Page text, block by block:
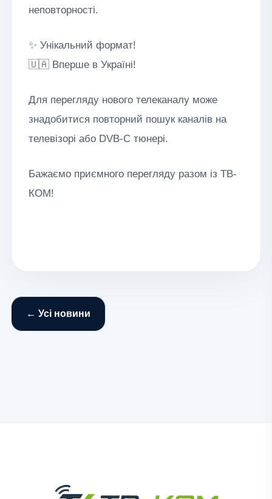
неповторності.
✨ Унікальний формат!
🇺🇦 Вперше в Україні!
Для перегляду нового телеканалу може
знадобитися повторний пошук каналів на
телевізорі або DVB-C тюнері.
Бажаємо приємного перегляду разом із ТВ-
КОМ!
← Усі новини